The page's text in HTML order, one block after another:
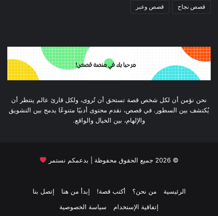
قصص نجاح قصص وعبر
نحن نؤمن أن لكل شخص قصة تستحق أن تُروى، ولكل قارئ عالم ينتظر أن
يُكتشف بين السطور. في قصص، نقدم محتوى أدبيًا متنوعًا يدمج بين التشويق
والإلهام، بين الخيال والواقع.
©
2026 جميع الحقوق محفوظة | بدعمكم نستمر
الرئيسية من نحن؟ أكتب قصة! إبدأ من هنا
إتصل بنا
إتفاقية الإستخدام
سياسة الخصوصية